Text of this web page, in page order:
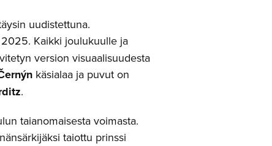
uudistettuna.
2025. Kaikki joulukuulle ja
version visuaalisuudesta
käsialaa ja puvut on
.
taianomaisesta voimasta.
taiottu prinssi